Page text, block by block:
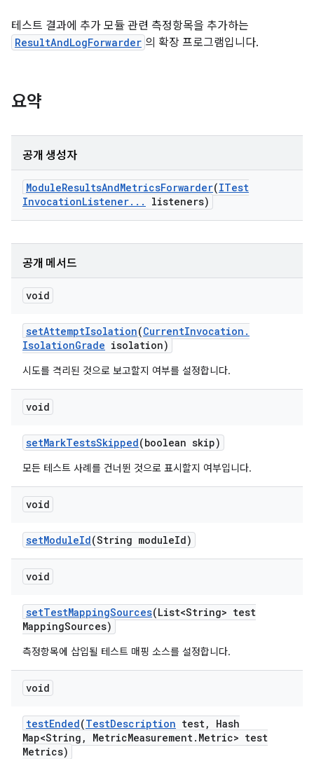
테스트 결과에 추가 모듈 관련 측정항목을 추가하는
ResultAndLogForwarder 의 확장 프로그램입니다.
요약
공개 생성자
ModuleResultsAndMetricsForwarder(ITest
InvocationListener. . . listeners)
공개 메서드
void
setAttemptIsolation(CurrentInvocation .
IsolationGrade isolation)
시도를 격리된 것으로 보고할지 여부를 설정합니다.
void
setMarkTestsSkipped(boolean skip)
모든 테스트 사례를 건너뛴 것으로 표시할지 여부입니다.
void
setModuleId(String moduleId)
void
setTestMappingSources(List<String> test
MappingSources)
측정항목에 삽입될 테스트 매핑 소스를 설정합니다.
void
testEnded(TestDescription test,
Hash
Map<String , MetricMeasurement. Metric> test
Metrics)